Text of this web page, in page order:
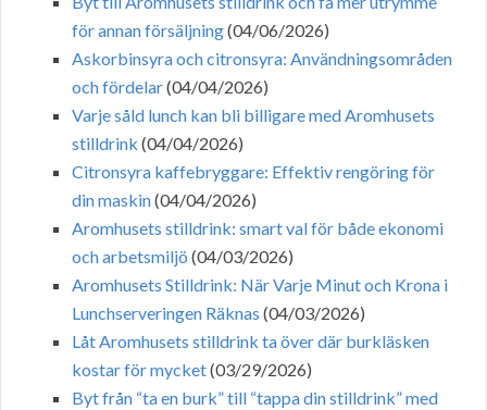
för annan försäljning(04/06/2026)
Askorbinsyra och citronsyra: Användningsområden
och fördelar(04/04/2026)
Varje såld lunch kan bli billigare med Aromhusets
stilldrink (04/04/2026)
Citronsyra kaffebryggare: Effektiv rengöring för
din maskin(04/04/2026)
Aromhusets stilldrink: smart val för både ekonomi
och arbetsmiljö (04/03/2026)
Aromhusets Stilldrink: När Varje Minut och Krona i
Lunchserveringen Räknas (04/03/2026)
Låt Aromhusets stilldrink ta över där burkläsken
kostar för mycket(03/29/2026)
Byt från “ta en burk” till “tappa din stilldrink” med